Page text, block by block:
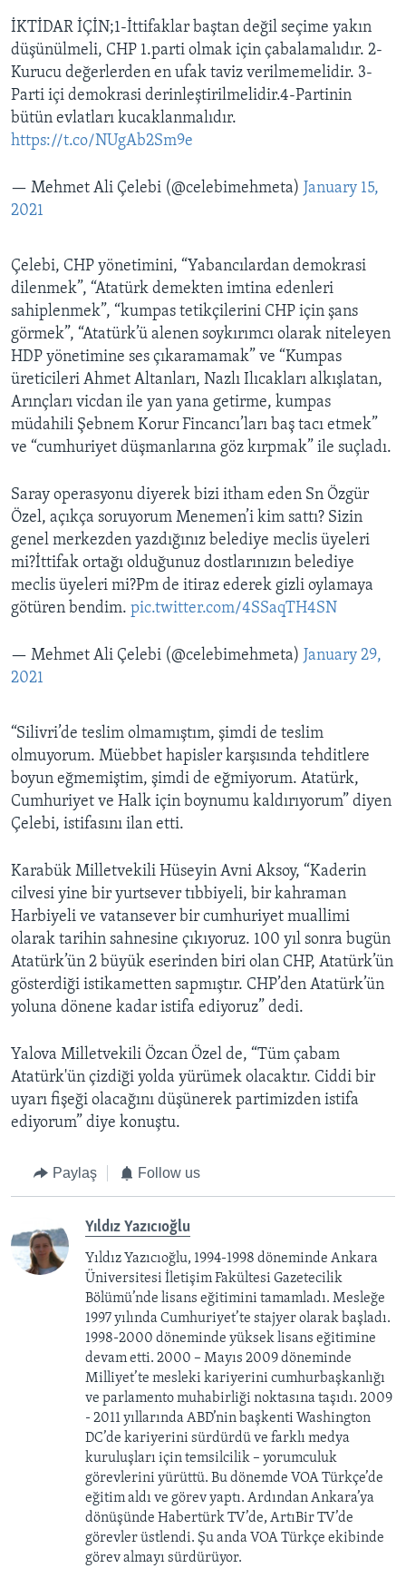
İKTİDAR İÇİN;1-İttifaklar baştan değil seçime yakın
düşünülmeli, CHP 1.parti olmak için çabalamalıdır. 2-
Kurucu değerlerden en ufak taviz verilmemelidir. 3-
Parti içi demokrasi derinleştirilmelidir.4-Partinin
bütün evlatları kucaklanmalıdır.
https://t.co/NUgAb2Sm9e
— Mehmet Ali Çelebi (@celebimehmeta) January 15,
2021
Çelebi, CHP yönetimini, “Yabancılardan demokrasi
dilenmek”, “Atatürk demekten imtina edenleri
sahiplenmek”, “kumpas tetikçilerini CHP için şans
görmek”, “Atatürk’ü alenen soykırımcı olarak niteleyen
HDP yönetimine ses çıkaramamak” ve “Kumpas
üreticileri Ahmet Altanları, Nazlı Ilıcakları alkışlatan,
Arınçları vicdan ile yan yana getirme, kumpas
müdahili Şebnem Korur Fincancı’ları baş tacı etmek”
ve “cumhuriyet düşmanlarına göz kırpmak” ile suçladı.
Saray operasyonu diyerek bizi itham eden Sn Özgür
Özel, açıkça soruyorum Menemen’i kim sattı? Sizin
genel merkezden yazdığınız belediye meclis üyeleri
mi?İttifak ortağı olduğunuz dostlarınızın belediye
meclis üyeleri mi?Pm de itiraz ederek gizli oylamaya
götüren bendim. pic.twitter.com/4SSaqTH4SN
— Mehmet Ali Çelebi (@celebimehmeta) January 29,
2021
“Silivri’de teslim olmamıştım, şimdi de teslim
olmuyorum. Müebbet hapisler karşısında tehditlere
boyun eğmemiştim, şimdi de eğmiyorum. Atatürk,
Cumhuriyet ve Halk için boynumu kaldırıyorum” diyen
Çelebi, istifasını ilan etti.
Karabük Milletvekili Hüseyin Avni Aksoy, “Kaderin
cilvesi yine bir yurtsever tıbbiyeli, bir kahraman
Harbiyeli ve vatansever bir cumhuriyet muallimi
olarak tarihin sahnesine çıkıyoruz. 100 yıl sonra bugün
Atatürk’ün 2 büyük eserinden biri olan CHP, Atatürk’ün
gösterdiği istikametten sapmıştır. CHP’den Atatürk’ün
yoluna dönene kadar istifa ediyoruz” dedi.
Yalova Milletvekili Özcan Özel de, “Tüm çabam
Atatürk'ün çizdiği yolda yürümek olacaktır. Ciddi bir
uyarı fişeği olacağını düşünerek partimizden istifa
ediyorum” diye konuştu.
Paylaş Follow us
Yıldız Yazıcıoğlu
Yıldız Yazıcıoğlu, 1994-1998 döneminde Ankara
Üniversitesi İletişim Fakültesi Gazetecilik
Bölümü’nde lisans eğitimini tamamladı. Mesleğe
1997 yılında Cumhuriyet’te stajyer olarak başladı.
1998-2000 döneminde yüksek lisans eğitimine
devam etti. 2000 – Mayıs 2009 döneminde
Milliyet’te mesleki kariyerini cumhurbaşkanlığı
ve parlamento muhabirliği noktasına taşıdı. 2009
- 2011 yıllarında ABD’nin başkenti Washington
DC’de kariyerini sürdürdü ve farklı medya
kuruluşları için temsilcilik – yorumculuk
görevlerini yürüttü. Bu dönemde VOA Türkçe’de
eğitim aldı ve görev yaptı. Ardından Ankara’ya
dönüşünde Habertürk TV’de, ArtıBir TV’de
görevler üstlendi. Şu anda VOA Türkçe ekibinde
görev almayı sürdürüyor.